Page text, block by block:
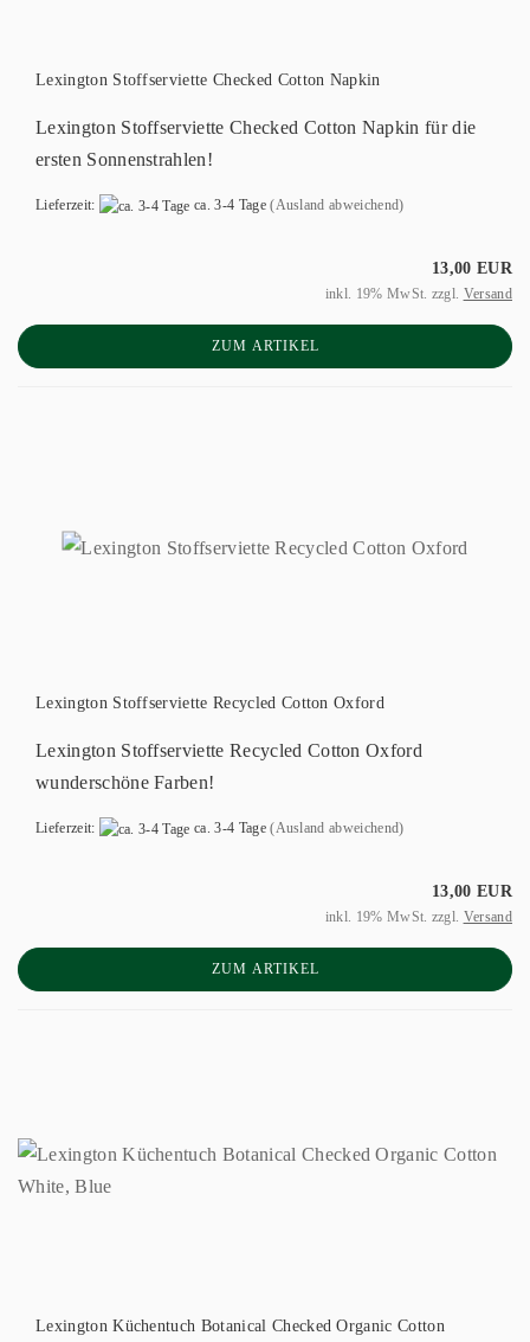
Lexington Stoffserviette Checked Cotton Napkin
Lexington Stoffserviette Checked Cotton Napkin für die
ersten Sonnenstrahlen!
Lieferzeit: ca. 3-4 Tage (Ausland abweichend)
13,00 EUR
inkl. 19% MwSt. zzgl. Versand
ZUM ARTIKEL
Lexington Stoffserviette Recycled Cotton Oxford
Lexington Stoffserviette Recycled Cotton Oxford
wunderschöne Farben!
Lieferzeit: ca. 3-4 Tage (Ausland abweichend)
13,00 EUR
inkl. 19% MwSt. zzgl. Versand
ZUM ARTIKEL
Lexington Küchentuch Botanical Checked Organic Cotton